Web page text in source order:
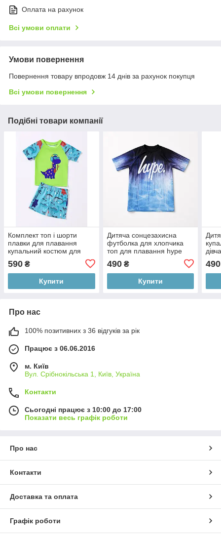
Оплата на рахунок
Всі умови оплати
Умови повернення
Повернення товару впродовж 14 днів за рахунок покупця
Всі умови повернення
Подібні товари компанії
Комплект топ і шорти
плавки для плавання
купальний костюм для
590 ₴
Купити
Дитяча сонцезахисна
футболка для хлопчика
топ для плавання hype
490₴
Купити
(2-
490
Про нас
100% позитивних з 36 відгуків за рік
Працює з 06.06.2016
м. Київ
Вул. Срібнокільська 1, Київ, Україна
Контакти
Сьогодні працює з 10:00 до 17:00
Показати весь графік роботи
Про нас
Контакти
Доставка та оплата
Графік роботи